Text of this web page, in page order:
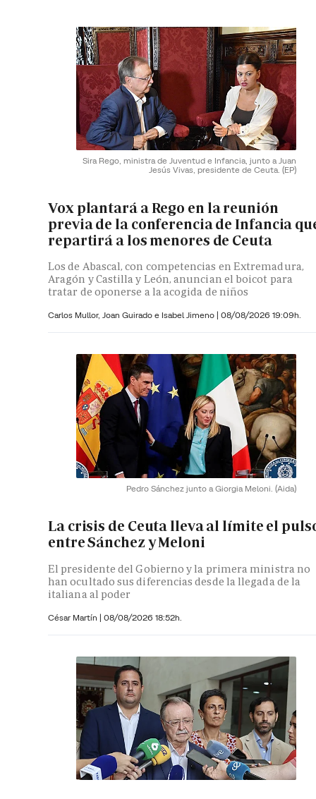
Sira Rego, ministra de Juventud e Infancia, junto a Juan
Jesús Vivas, presidente de Ceuta. (EP)
Vox plantará a Rego en la reunión
previa de la conferencia de Infancia
repartirá a los menores de Ceuta
Los de Abascal, con competencias en Extremadura,
Aragón y Castilla y León, anuncian el boicot para
tratar de oponerse a la acogida de niños
Carlos Mullor, Joan Guirado e Isabel Jimeno | 08/08/2026 19:09h.
Pedro Sánchez junto a Giorgia Meloni. (Aida)
La crisis de Ceuta lleva al límite el
entre Sánchez y Meloni
El presidente del Gobierno y la primera ministra no
han ocultado sus diferencias desde la llegada de la
italiana al poder
César Martín | 08/08/2026 18:52h.